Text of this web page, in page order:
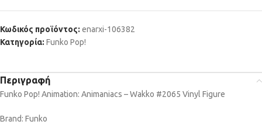
Κωδικός προϊόντος: enarxi-106382
Κατηγορία: Funko Pop!
Περιγραφή
Funko Pop! Animation: Animaniacs – Wakko #2065 Vinyl Figure
Brand: Funko